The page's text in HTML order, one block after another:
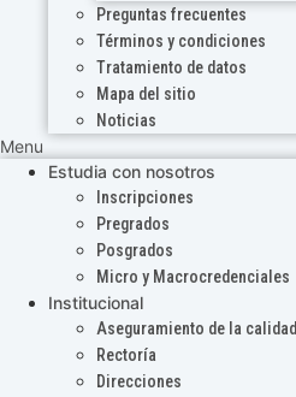
Preguntas frecuentes
Términos y condiciones
Tratamiento de datos
Mapa del sitio
Noticias
Menu
Estudia con nosotros
Inscripciones
Pregrados
Posgrados
Micro y Macrocredenciales
Institucional
Aseguramiento de la calidad
Rectoría
Direcciones